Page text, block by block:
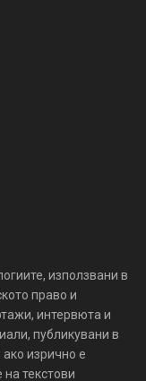
използвани в
право и
интервюта и
публикувани в
ако изрично е
текстови